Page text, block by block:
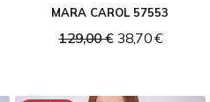
MARA CAROL 57553
129,00 € 38,70 €